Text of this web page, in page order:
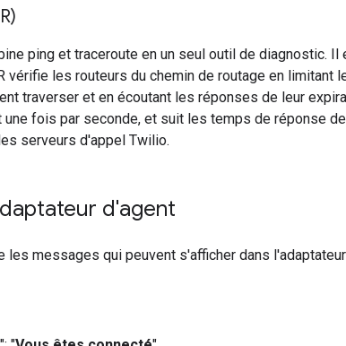
ping et traceroute en un seul outil de diagnostic.
vérifie les routeurs du chemin de routage en limitant
traverser et en écoutant les réponses de leur
fois par seconde, et suit les temps de réponse
serveurs d'appel Twilio.
d'agent
les messages qui peuvent s'afficher dans